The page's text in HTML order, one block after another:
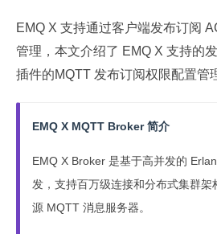
EMQ X 支持通过客户端发布订阅
管理，本文介绍了 EMQ X 支持的
插件的MQTT 发布订阅权限配置管
EMQ X MQTT Broker 简介
EMQ X Broker 是基于高并发的
发，支持百万级连接和分布式集群
源 MQTT 消息服务器。